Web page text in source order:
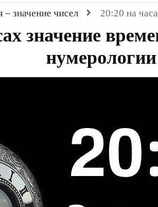
– значение чисел 20:20 на
значение
нумерологии